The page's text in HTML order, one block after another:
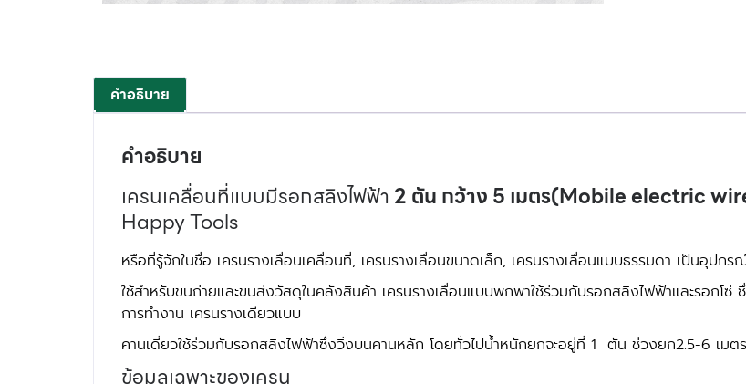
คำอธิบาย
คำอธิบาย
เครนเคลื่อนที่แบบมีรอกสลิงไฟฟ้า 2 ตัน กว้าง 5 เมตร(Mobile electric
Happy Tools
หรือที่รู้จักในชื่อ เครนรางเลื่อนเคลื่อนที่, เครนรางเลื่อนขนาดเล็ก, เครนรางเลื่อนแบบธรรมดา เป็นอุปก
ใช้สำหรับขนถ่ายและขนส่งวัสดุในคลังสินค้า เครนรางเลื่อนแบบพกพาใช้ร่วมกับรอกสลิงไฟฟ้าและรอก
การทำงาน เครนรางเดียวแบบ
คานเดี่ยวใช้ร่วมกับรอกสลิงไฟฟ้าซึ่งวิ่งบนคานหลัก โดยทั่วไปน้ำหนักยกจะอยู่ที่ 1 ตัน ช่วงยก2.5-6 เม
ข้อมูลเฉพาะของเครน